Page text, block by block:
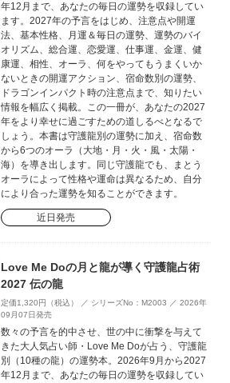
年12月まで、あなたの毎日の運勢を収録してい
ます。2027年の予言をはじめ、注意点や開運
法、基本性格、月運＆毎日の運勢、運勢のバイ
オリズム、総合運、恋愛運、仕事運、金運、健
康運、相性、オーラ、何をやってもうまくいか
ないときの開運アクション、宿命数別の運勢、
ドラゴンインパクト時の注意点まで、知りたい
情報を幅広く掲載。この一冊が、あなたの2027
年をより幸せに過ごすための道しるべとなるで
しょう。本書は守護龍別の運勢に加え、宿命数
から6つのオーラ（大地・月・火・風・太陽・
海）を導き出します。同じ守護龍でも、まとう
オーラによって性格や運命は異なるため、自分
により合った運勢を知ることができます。
近日発売
Love Me Doの月と龍が導く守護龍占術
2027 伝の龍
定価1,320円（税込） ／ シリーズNo：M2003 ／ 2026年
09月07日発売
数々の予言を的中させ、世の中に衝撃を与えて
きた大人気占い師・Love Me Doが占う、守護龍
別（10種の龍）の運勢本。2026年9月から2027
年12月まで、あなたの毎日の運勢を収録してい